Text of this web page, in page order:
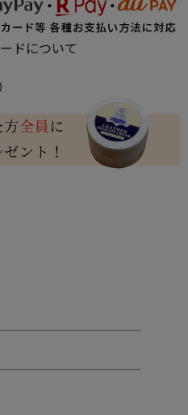
ドについて